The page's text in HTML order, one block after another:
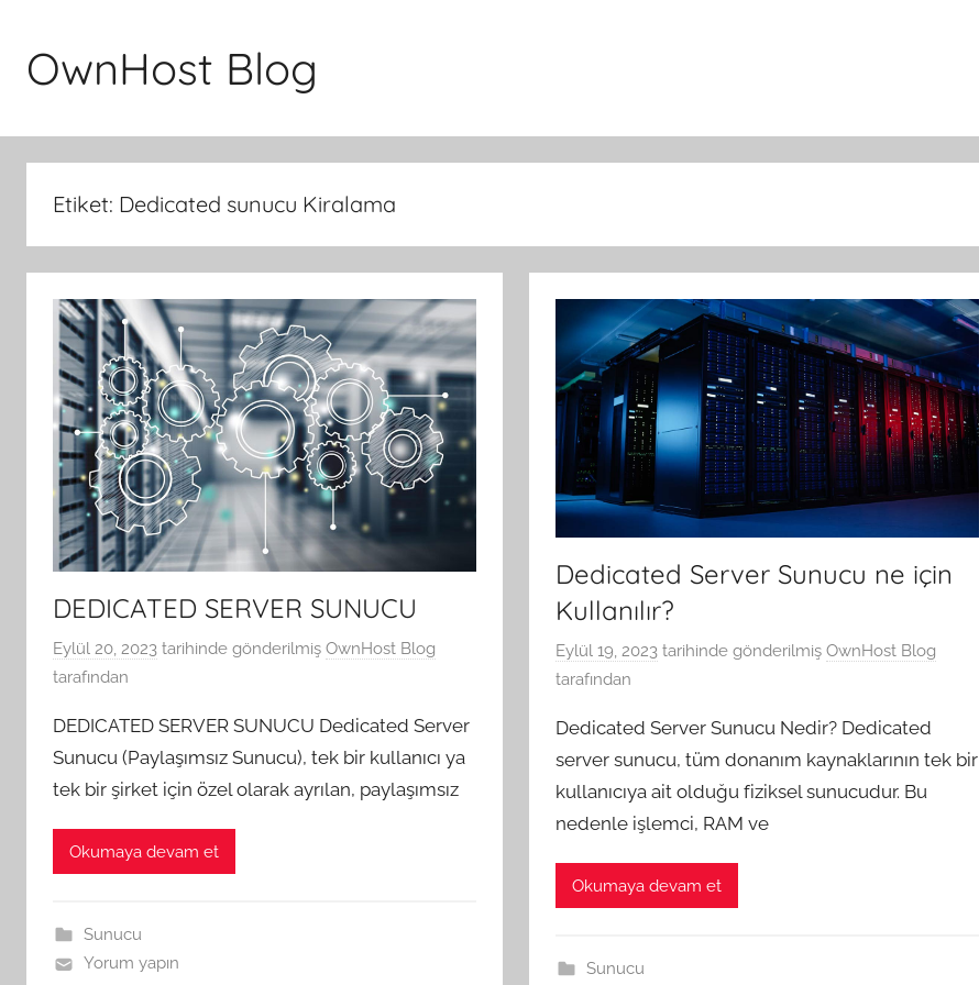
OwnHost Blog
Etiket: Dedicated sunucu Kiralama
DEDICATED SERVER SUNUCU
Eylül 20, 2023 tarihinde gönderilmiş OwnHost Blog
tarafından
DEDICATED SERVER SUNUCU Dedicated Server
Sunucu (Paylaşımsız Sunucu), tek bir kullanıcı ya
tek bir şirket için özel olarak ayrılan, paylaşımsız
Okumaya devam et
Sunucu
Yorum yapın
Dedicated Server Sunucu ne için
Kullanılır?
Eylül 19, 2023 tarihinde gönderilmiş OwnHost Blog
tarafından
Dedicated Server Sunucu Nedir? Dedicated
server sunucu, tüm donanım kaynaklarının tek bir
kullanıcıya ait olduğu fiziksel sunucudur. Bu
nedenle işlemci, RAM ve
Okumaya devam et
Sunucu